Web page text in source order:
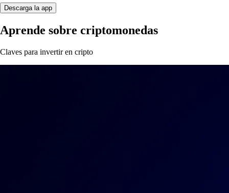
Descarga la app
Aprende sobre criptomonedas
Claves para invertir en cripto